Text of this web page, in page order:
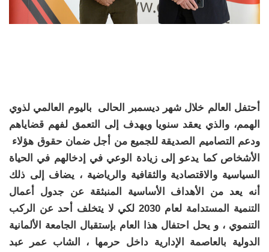
أحتفل العالم خلال شهر ديسمبر الحالى باليوم العالمي لذوي
الهمم، والذي يعقد سنوياويهدف إلى التعمق لفهم قضاياهم
ودعم التصاميم الصديقة للجميع من أجل ضمان حقوق هؤلاء
الأشخاص كما يدعو إلى زيادة الوعي في إدخالهم في الحياة
السياسية والاقتصادية والثقافية والرياضية ، يضاف إلى ذلك
أنه يعد من الأهداف الأساسية المنبثقة عن جدول أعمال
التنمية المستدامة لعام 2030 لكي لا يتخلف أحد عن الركب
التنموي ، و يحل احتفال هذا العام بإستقبال الجامعة الألمانية
الدولية بالعاصمة الإدارية داخل حرمها ، الشاب عمر عبد